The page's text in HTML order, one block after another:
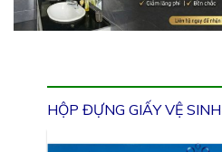
HỘP ĐỰNG GIẤY VỆ SINH